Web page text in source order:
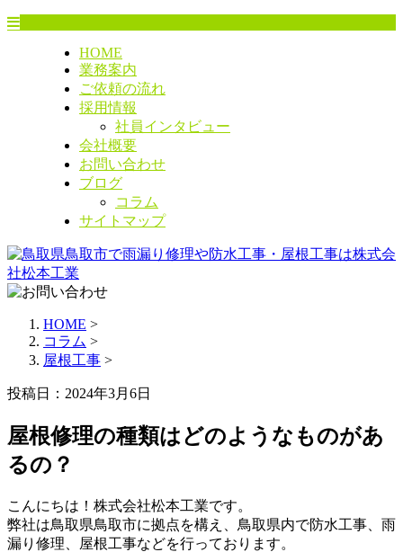
HOME
業務案内
ご依頼の流れ
採用情報
社員インタビュー
会社概要
お問い合わせ
ブログ
コラム
サイトマップ
HOME >
コラム >
屋根工事 >
投稿日：2024年3月6日
屋根修理の種類はどのようなものがあ
るの？
こんにちは！株式会社松本工業です。
弊社は鳥取県鳥取市に拠点を構え、鳥取県内で防水工事、雨
漏り修理、屋根工事などを行っております。